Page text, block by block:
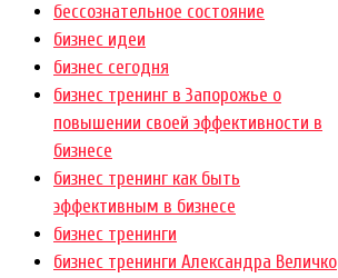
бессознательное состояние
бизнес идеи
бизнес сегодня
бизнес тренинг в Запорожье о
повышении своей эффективности в
бизнесе
бизнес тренинг как быть
эффективным в бизнесе
бизнес тренинги
бизнес тренинги Александра Величко